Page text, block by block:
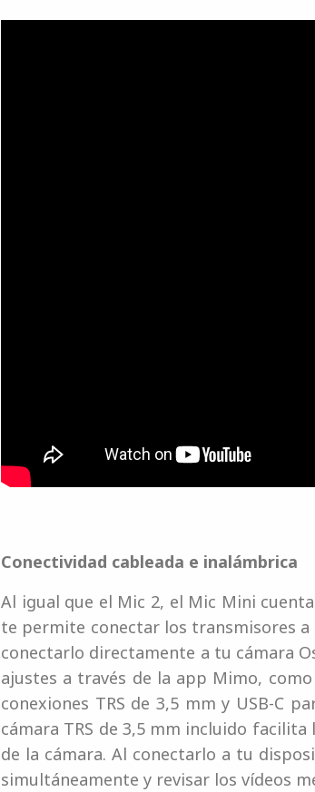
Conectividad cableada e inalámbrica
Al igual que el Mic 2, el Mic Mini
te permite conectar los transmisores
conectarlo directamente a tu cámara
ajustes a través de la app Mimo,
conexiones TRS de 3,5 mm y USB-C
cámara TRS de 3,5 mm incluido
de la cámara. Al conectarlo a tu
simultáneamente y revisar los vídeos